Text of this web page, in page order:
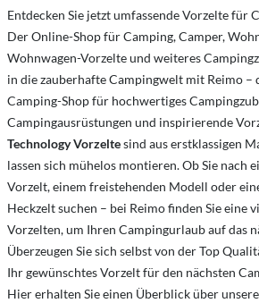
Entdecken Sie jetzt umfassende Vorzelte für
Der Online-Shop für Camping, Camper,
Wohnwagen-Vorzelte und weiteres
in die zauberhafte Campingwelt mit Reimo –
Camping-Shop für hochwertiges
Campingausrüstungen und inspirierende
Technology Vorzeltesind aus erstklassigen
lassen sich mühelos montieren. Ob Sie nach
Vorzelt, einem freistehenden Modell oder
Heckzelt suchen – bei Reimo finden Sie eine
Vorzelten, um Ihren Campingurlaub auf das
Überzeugen Sie sich selbst von der Top
Ihr gewünschtes Vorzelt für den nächsten
Hier erhalten Sie einen Überblick über